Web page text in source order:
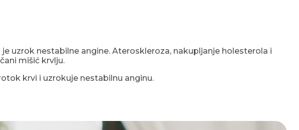
uzrok nestabilne angine. Ateroskleroza, nakupljanje holesterola i
mišić krvlju.
krvi i uzrokuje nestabilnu anginu.